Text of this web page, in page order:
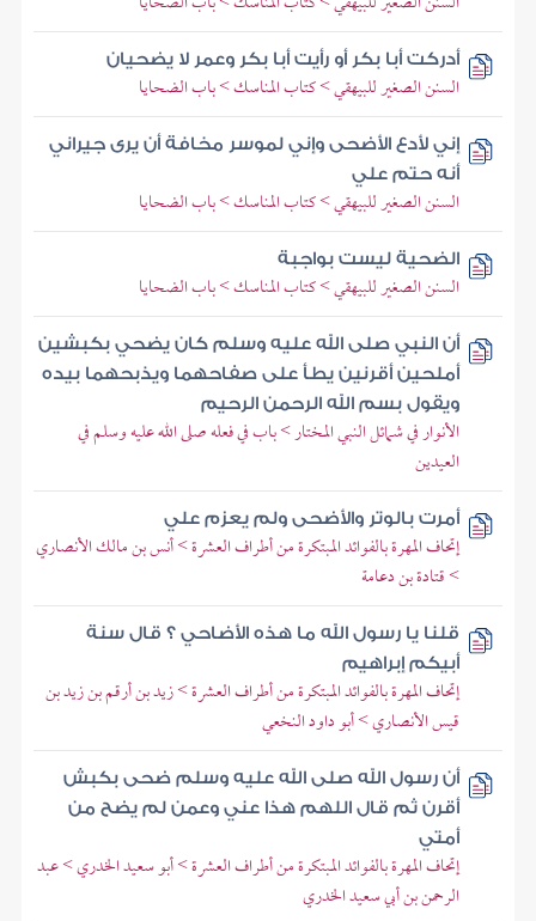
أدركت أبا بكر أو رأيت أبا بكر وعمر لا يضحيان
السنن الصغير للبيهقي > كتاب المناسك > باب الضحايا
إني لأدع الأضحى وإني لموسر مخافة أن يرى جيراني
أنه حتم علي
السنن الصغير للبيهقي > كتاب المناسك > باب الضحايا
الضحية ليست بواجبة
السنن الصغير للبيهقي > كتاب المناسك > باب الضحايا
أن النبي صلى الله عليه وسلم كان يضحي بكبشين
أملحين أقرنين يطأ على صفاحهما ويذبحهما بيده
ويقول بسم الله الرحمن الرحيم
الأنوار في شمائل النبي المختار > باب في فعله صلى الله عليه وسلم في
العيدين
أمرت بالوتر والأضحى ولم يعزم علي
إتحاف المهرة بالفوائد المبتكرة من أطراف العشرة > أنس بن مالك الأنصاري
> قتادة بن دعامة
قلنا يا رسول الله ما هذه الأضاحي ؟ قال سنة
أبيكم إبراهيم
إتحاف المهرة بالفوائد المبتكرة من أطراف العشرة > زيد بن أرقم بن زيد بن
قيس الأنصاري > أبو داود النخعي
أن رسول الله صلى الله عليه وسلم ضحى بكبش
أقرن ثم قال اللهم هذا عني وعمن لم يضح من
أمتي
إتحاف المهرة بالفوائد المبتكرة من أطراف العشرة > أبو سعيد الخدري > عبد
الرحمن بن أبي سعيد الخدري